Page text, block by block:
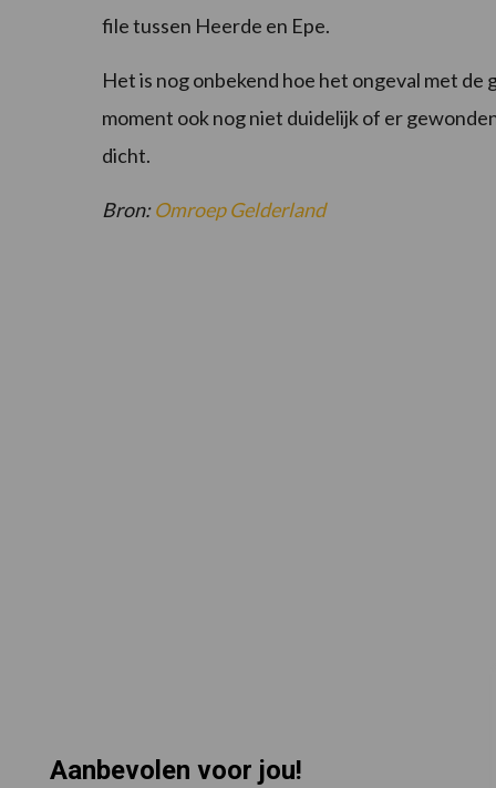
file tussen Heerde en Epe.
Het is nog onbekend hoe het ongeval met
moment ook nog niet duidelijk of er
dicht.
Bron:Omroep Gelderland
Aanbevolen voor jou!